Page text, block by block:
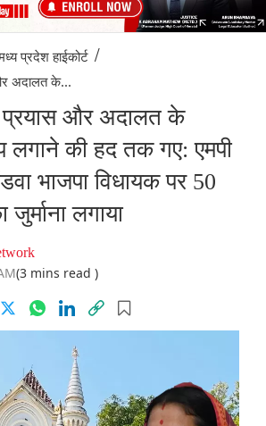
प्रदेश हाईकोर्ट /
अदालत के...
प्रयास और अदालत के
लगाने की हद तक गए: एमपी
भाजपा विधायक पर 50
लगाया
(3 mins read )